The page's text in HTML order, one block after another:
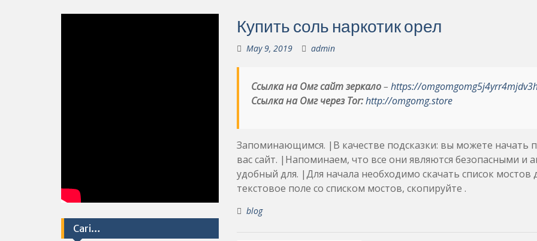
Купить соль наркотик орел
May 9, 2019 admin
Ссылка на Омг сайт зеркало– https://
Ссылка на Омг через Tor: http://omgomg.store
Запоминающимся. |В качестве подсказки: вы можете начать
вас сайт. |Напоминаем, что все они являются безопасными
удобный для. |Для начала необходимо скачать список
текстовое поле со списком мостов, скопируйте .
blog
Cari…